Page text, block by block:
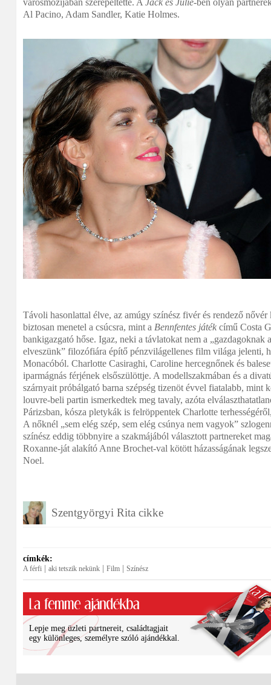
városmozijában szerepeltette. A Jack és Julie-ben olyan
Al Pacino, Adam Sandler, Katie Holmes.
Távoli hasonlattal élve, az amúgy színész fivér és rendező nővér
biztosan menetel a csúcsra, mint a Bennfentes játék című Costa
bankigazgató hőse. Igaz, neki a távlatokat nem a „gazdagoknak
elveszünk” filozófiára építő pénzvilágellenes film világa jelenti,
Monacóból. Charlotte Casiraghi, Caroline hercegnőnek és
iparmágnás férjének elsőszülöttje. A modellszakmában és a
szárnyait próbálgató barna szépség tizenöt évvel fiatalabb, mint
louvre-beli partin ismerkedtek meg tavaly, azóta
Párizsban, kósza pletykák is felröppentek Charlotte
A nőknél „sem elég szép, sem elég csúnya nem vagyok”
színész eddig többnyire a szakmájából választott partnereket
Roxanne-ját alakító Anne Brochet-val kötött házasságának
Noel.
Szentgyörgyi Rita cikke
címkék:
A férfi aki tetszik nekünk Film Színész
Lepje meg üzleti partnereit, családtagjait
egy különleges, személyre szóló ajándékkal.